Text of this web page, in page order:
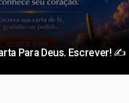
Para Deus. Escrever! ✍️